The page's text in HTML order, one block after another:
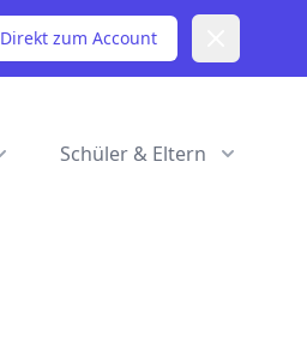
Direkt zum Account
Schüler & Eltern